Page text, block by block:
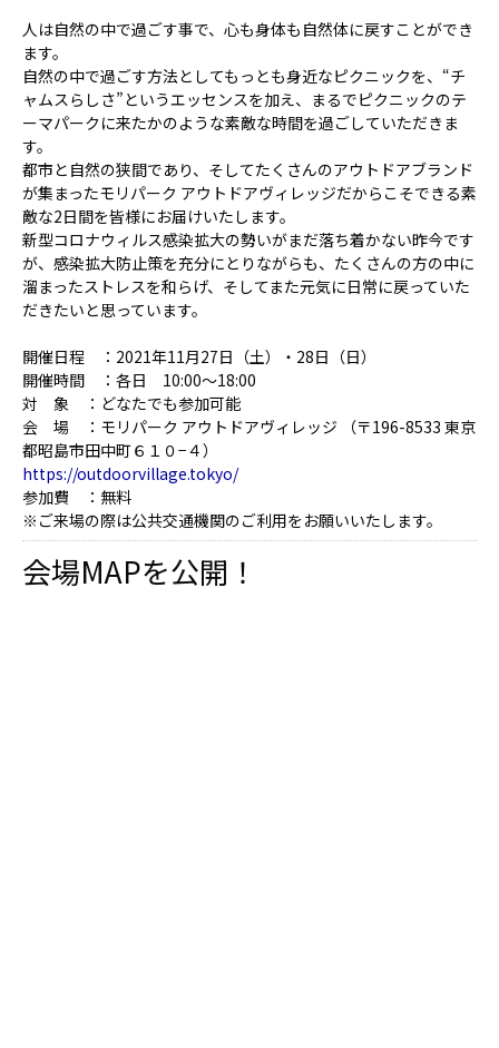
人は自然の中で過ごす事で、心も身体も自然体に戻すことができ
ます。
自然の中で過ごす方法としてもっとも身近なピクニックを、“チ
ャムスらしさ”というエッセンスを加え、まるでピクニックのテ
ーマパークに来たかのような素敵な時間を過ごしていただきま
す。
都市と自然の狭間であり、そしてたくさんのアウトドアブランド
が集まったモリパーク アウトドアヴィレッジだからこそできる素
敵な2日間を皆様にお届けいたします。
新型コロナウィルス感染拡大の勢いがまだ落ち着かない昨今です
が、感染拡大防止策を充分にとりながらも、たくさんの方の中に
溜まったストレスを和らげ、そしてまた元気に日常に戻っていた
だきたいと思っています。
開催日程 ：2021年11月27日（土）・28日（日）
開催時間 ：各日 10:00〜18:00
対 象 ：どなたでも参加可能
会 場 ：モリパーク アウトドアヴィレッジ （〒196-8533 東京
都昭島市田中町６１０−４）
https://outdoorvillage.tokyo/
参加費 ：無料
※ご来場の際は公共交通機関のご利用をお願いいたします。
会場MAPを公開！